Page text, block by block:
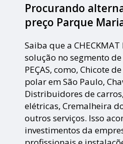
Procurando
preço Parque
Saiba que a CHECKMAT
solução no segmento de
PEÇAS, como, Chicote
polar em São Paulo,
Distribuidores de
elétricas, Cremalheira
outros serviços. Isso
investimentos da